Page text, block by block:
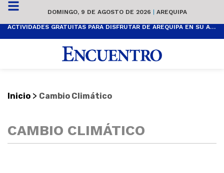
DOMINGO, 9 DE AGOSTO DE 2026 | AREQUIPA
ACTIVIDADES GRATUITAS PARA DISFRUTAR DE AREQUIPA EN SU ANIVERSARIO
Inicio > Cambio Climático
CAMBIO CLIMÁTICO